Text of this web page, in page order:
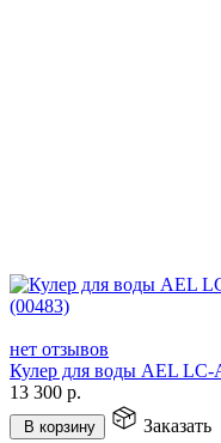
нет отзывов
Кулер для воды AEL
13 300 р.
В корзину Заказать